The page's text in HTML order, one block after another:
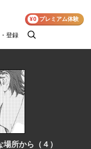
登録
検
¥0 プレミアム体験
所から（４）